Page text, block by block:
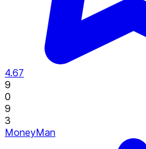
4.67
9
0
9
3
MoneyMan